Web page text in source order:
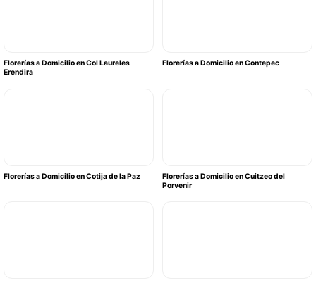
Florerías a Domicilio en Col Laureles
Erendira
Florerías a Domicilio en Contepec
Florerías a Domicilio en Cotija de la Paz
Florerías a Domicilio en Cuitzeo del
Porvenir